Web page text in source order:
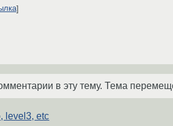
в эту тему. Тема
level3, etc